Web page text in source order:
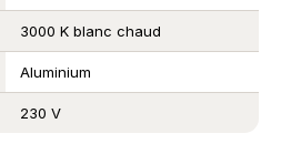
3000 K blanc chaud
Aluminium
230 V